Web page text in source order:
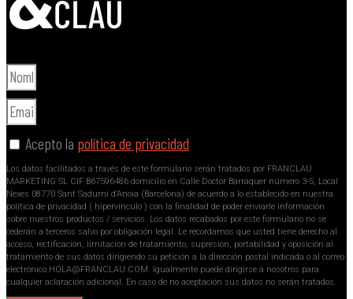
Acepto la política de privacidad
Los datos facilitados a través de este formulario serán tratados por FRANCLAU
MARKETING SL CIF B67596486 domicilio en Calle Doctor Barraquer número 3-5, Local
Nexes 08770 Sant Sadurni d’Anoia (Barcelona) de acuerdo a lo establecido en nuestra
política de privacidad ( hipervínculo ) con la finalidad de poder enviarle información
sobre nuestros productos / servicios. Los datos recabados por este formulario no se
cederán a terceros salvo por obligación legal. Le recordamos que usted tiene derecho al
acceso, rectificación, limitación de tratamiento, supresión, portabilidad y oposición al
tratamiento de sus datos dirigiendo su petición a la dirección postal indicada o al correo
electrónico HOLA@FRANCLAU.COM. Igualmente puede dirigirse a nosotros para
cualquier aclaración adicional. En caso de no aceptación sus datos no serán tratados.